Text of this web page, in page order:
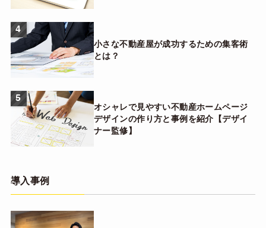
4
小さな不動産屋が成功するための集客術
とは？
5
オシャレで見やすい不動産ホームページ
デザインの作り方と事例を紹介【デザイ
ナー監修】
導入事例